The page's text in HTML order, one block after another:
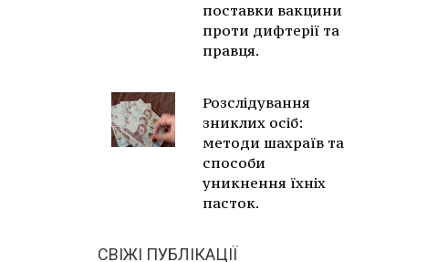
поставки вакцини
проти дифтерії та
правця.
Розслідування
зниклих осіб:
методи шахраїв та
способи
уникнення їхніх
пасток.
СВІЖІ ПУБЛІКАЦІЇ